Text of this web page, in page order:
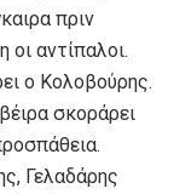
πριν
αντίπαλοι.
ο Κολοβούρης.
σκοράρει
Γελαδάρης